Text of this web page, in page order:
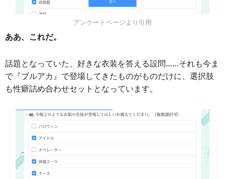
アンケートページより引用
ああ、これだ。
話題となっていた、好きな衣装を答える設問……それも今ま
で『ブルアカ』で登場してきたものがものだけに、選択肢
も性癖詰め合わせセットとなっています。